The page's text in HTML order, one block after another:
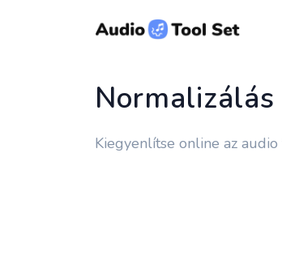
Normalizálás
Kiegyenlítse online az